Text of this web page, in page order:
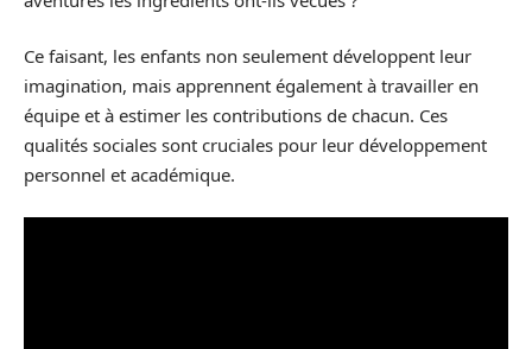
Ce faisant, les enfants non seulement développent leur
imagination, mais apprennent également à travailler en
équipe et à estimer les contributions de chacun. Ces
qualités sociales sont cruciales pour leur développement
personnel et académique.